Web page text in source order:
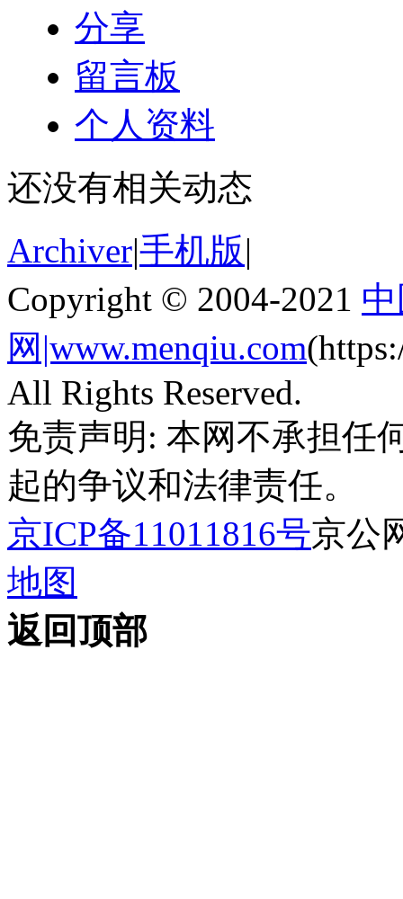
分享
留言板
个人资料
还没有相关动态
Archiver|手机版|
Copyright © 2004-2021
网|www.menqiu.com
All Rights Reserved.
免责声明: 本网不承担任
起的争议和法律责任。
京ICP备11011816号京公
地图
返回顶部